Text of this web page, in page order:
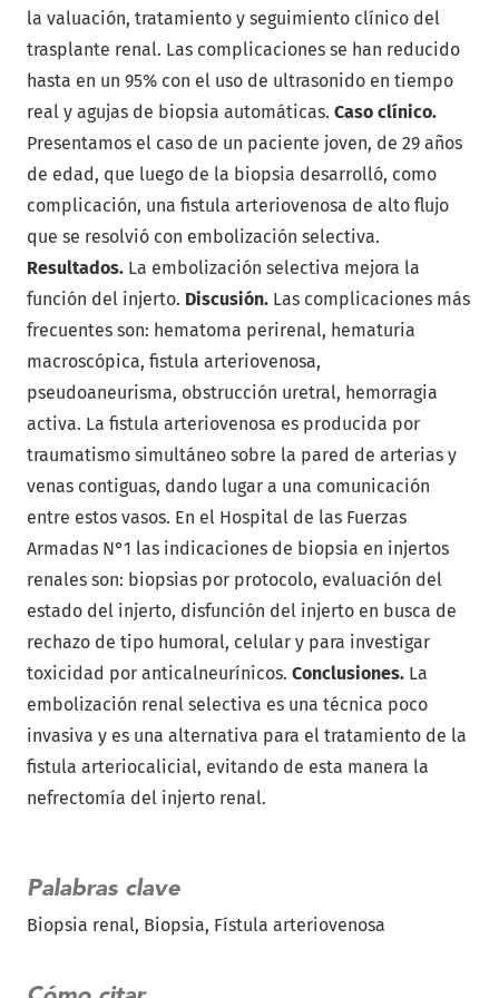
Palabras clave
Biopsia renal Biopsia Fístula arteriovenosa
la valuación, tratamiento y seguimiento clínico del
trasplante renal. Las complicaciones se han reducido
hasta en un 95% con el uso de ultrasonido en tiempo
real y agujas de biopsia automáticas. Caso clínico.
Presentamos el caso de un paciente joven, de 29 años
de edad, que luego de la biopsia desarrolló, como
complicación, una fistula arteriovenosa de alto flujo
que se resolvió con embolización selectiva.
Resultados. La embolización selectiva mejora la
función del injerto. Discusión. Las complicaciones más
frecuentes son: hematoma perirenal, hematuria
macroscópica, fistula arteriovenosa,
pseudoaneurisma, obstrucción uretral, hemorragia
activa. La fistula arteriovenosa es producida por
traumatismo simultáneo sobre la pared de arterias y
venas contiguas, dando lugar a una comunicación
entre estos vasos. En el Hospital de las Fuerzas
Armadas N°1 las indicaciones de biopsia en injertos
renales son: biopsias por protocolo, evaluación del
estado del injerto, disfunción del injerto en busca de
rechazo de tipo humoral, celular y para investigar
toxicidad por anticalneurínicos. Conclusiones. La
embolización renal selectiva es una técnica poco
invasiva y es una alternativa para el tratamiento de la
fistula arteriocalicial, evitando de esta manera la
nefrectomía del injerto renal.